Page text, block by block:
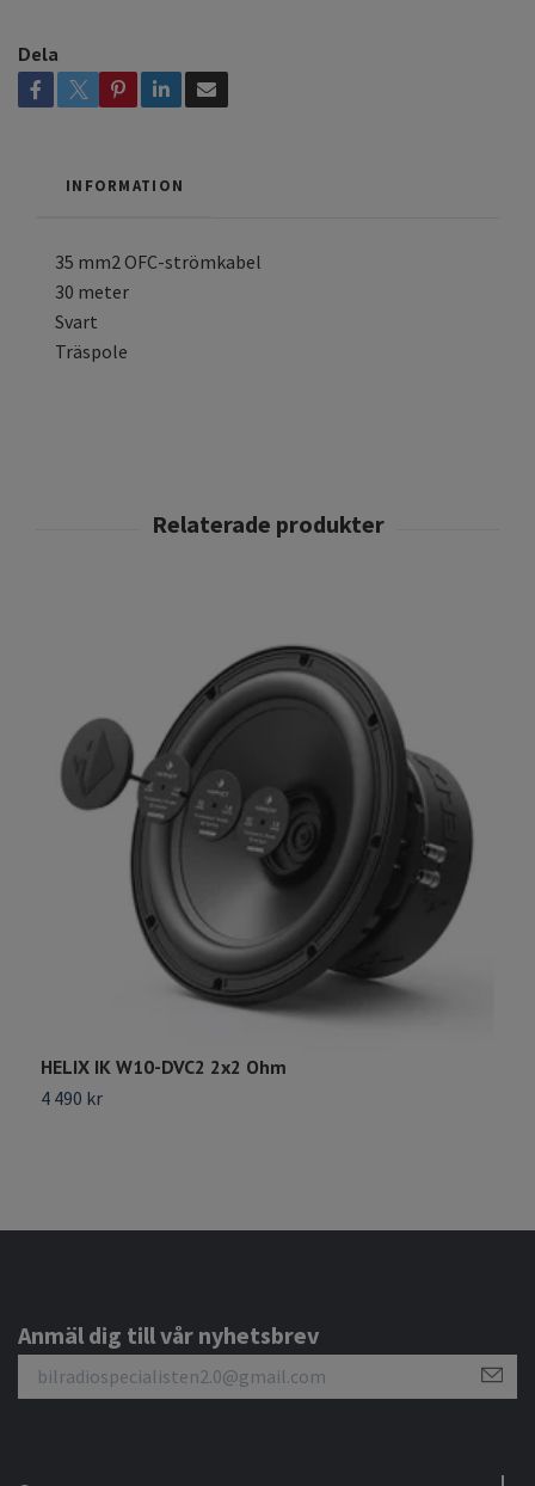
Dela
INFORMATION
35 mm2 OFC-strömkabel
30 meter
Svart
Träspole
HELIX IK W10-DVC2 2x2 Ohm
4 490 kr
Anmäl dig till vår nyhetsbrev